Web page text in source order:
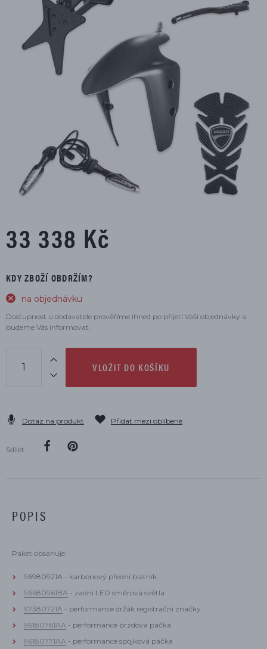
33 338 Kč
KDY ZBOŽÍ OBDRŽÍM?
na objednávku
Dostupnost u dodavatele prověříme ihned po přijetí Vaší objednávky a
budeme Vás informovat.
VLOŽIT DO KOŠÍKU
Dotaz na produkt Přidat mezi oblíbené
Sdílet
POPIS
Paket obsahuje:​
96980921A - karbonový přední blatník
96680961BA - zadní LED směrová světla
97380721A - performance držák registrační značky
96180761AA - performance brzdová páčka
96180771AA - performance spojková páčka